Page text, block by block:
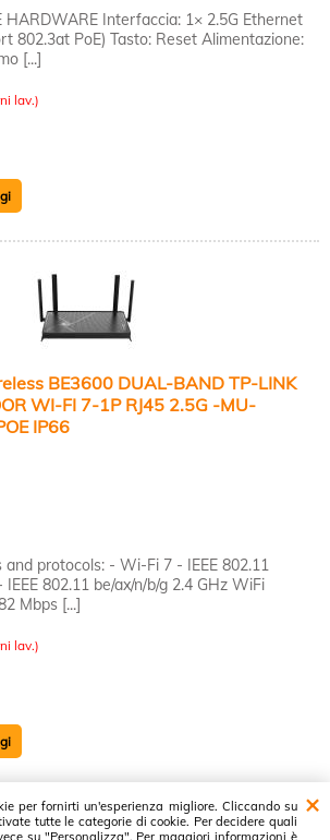
per fornirti un'esperienza migliore. Cliccando su
tutte le categorie di cookie. Per decidere quali
su "Personalizza". Per maggiori informazioni è
HARDWARE Interfaccia: 1× 2.5G Ethernet
802.3at PoE) Tasto: Reset Alimentazione:
[...]
lav.)
BE3600 DUAL-BAND TP-LINK
WI-FI 7-1P RJ45 2.5G -MU-
IP66
protocols: - Wi-Fi 7 - IEEE 802.11
IEEE 802.11 be/ax/n/b/g 2.4 GHz WiFi
Mbps [...]
lav.)
trovati (20 per pagina - 1 in totale)